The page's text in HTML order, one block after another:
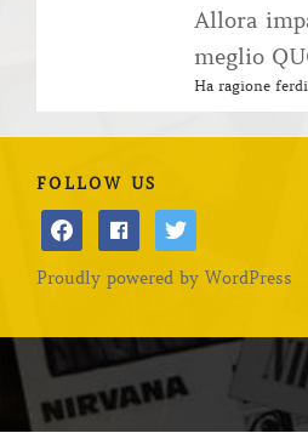
Allora
meglio
Ha ragione
FOLLOW US
facebookfacebooktwitter
Proudly powered by WordPress